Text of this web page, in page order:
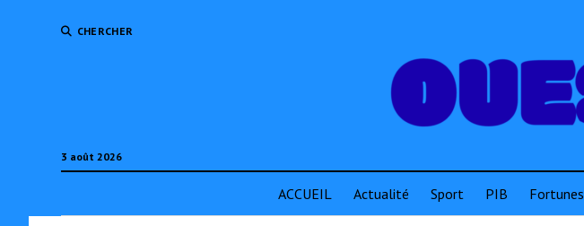
CHERCHER
3 août 2026
ACCUEIL Actualité Sport PIB Fortunes